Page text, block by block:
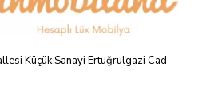
Küçük Sanayi Ertuğrulgazi Cad